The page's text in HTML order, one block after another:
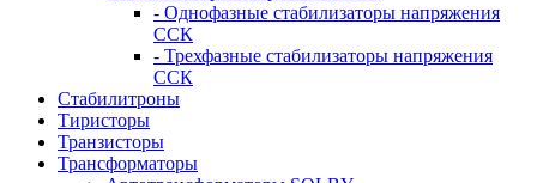
- Однофазные стабилизаторы напряжения
ССК
- Трехфазные стабилизаторы напряжения
ССК
Стабилитроны
Тиристоры
Транзисторы
Трансформаторы